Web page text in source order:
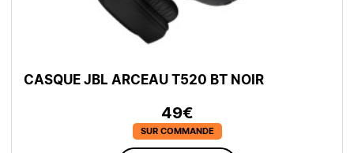
CASQUE JBL ARCEAU T520 BT NOIR
49€
SUR COMMANDE